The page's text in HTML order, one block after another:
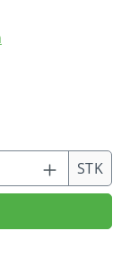
STK